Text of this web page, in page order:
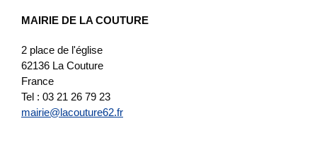
MAIRIE DE LA COUTURE
2 place de l'église
62136 La Couture
France
Tel : 03 21 26 79 23
mairie@lacouture62.fr